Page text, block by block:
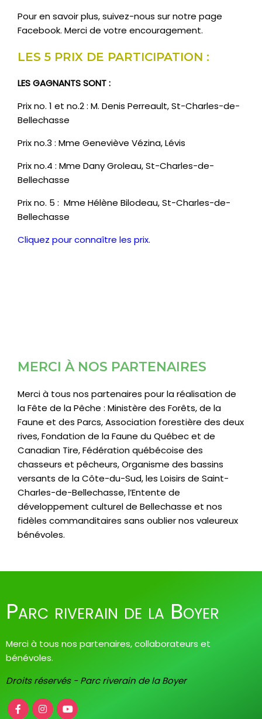
Pour en savoir plus, suivez-nous sur notre page
Facebook. Merci de votre encouragement.
LES 5 PRIX DE PARTICIPATION :
LES GAGNANTS SONT :
Prix no. 1 et no.2 : M. Denis Perreault, St-Charles-de-
Bellechasse
Prix no.3 : Mme Geneviève Vézina, Lévis
Prix no.4 : Mme Dany Groleau, St-Charles-de-
Bellechasse
Prix no. 5 : Mme Hélène Bilodeau, St-Charles-de-
Bellechasse
Cliquez pour connaître les prix.
MERCI À NOS PARTENAIRES
Merci à tous nos partenaires pour la réalisation de
la Fête de la Pêche : Ministère des Forêts, de la
Faune et des Parcs, Association forestière des deux
rives, Fondation de la Faune du Québec et de
Canadian Tire, Fédération québécoise des
chasseurs et pêcheurs, Organisme des bassins
versants de la Côte-du-Sud, les Loisirs de Saint-
Charles-de-Bellechasse, l’Entente de
développement culturel de Bellechasse et nos
fidèles commanditaires sans oublier nos valeureux
bénévoles.
Parc riverain de la Boyer
Merci à tous nos partenaires, collaborateurs et
bénévoles.
Droits réservés - Parc riverain de la Boyer